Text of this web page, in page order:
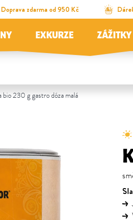
Doprava zdarma od 950 Kč
EXKURZE ZÁŽITKY
bio 230 g gastro dóza malá